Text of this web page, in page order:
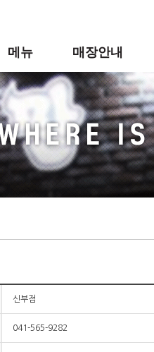
메뉴
바베큐
후라이드
사이드
신메뉴
매장안내
매장안내
신부점
041-565-9282